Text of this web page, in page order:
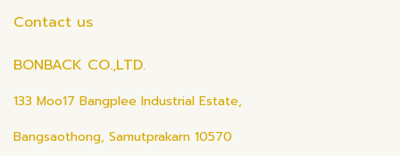
Contact us
BONBACK CO.,LTD.
133 Moo17 Bangplee Industrial Estate,
Bangsaothong, Samutprakarn 10570